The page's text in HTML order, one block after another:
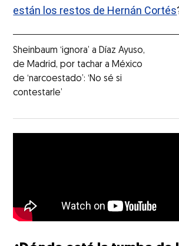
están los restos de Hernán Cortés
Sheinbaum ‘ignora’ a Díaz Ayuso,
de Madrid, por tachar a México
de ‘narcoestado’: ‘No sé si
contestarle’